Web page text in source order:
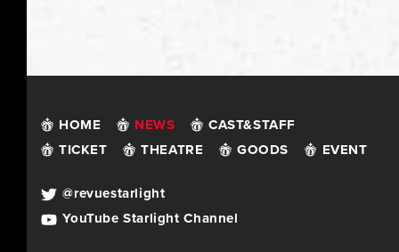
HOME NEWS
CAST&STAFF
TICKET
THEATRE GOODS EVENT
@revuestarlight
YouTube Starlight Channel